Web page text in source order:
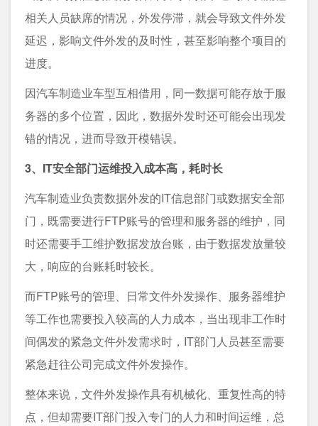
相关人员缺席的情况，外发停滞，就会导致文件外发
延迟，影响文件外发的及时性，甚至影响整个项目的
进度。
因汽车制造业车型互相借用，同一数据可能存放于服
务器的多个位置，因此，数据外发时还可能会出现发
错的情况，进而导致开模错误。
3、IT安全部门运维投入成本高，耗时长
汽车制造业负责数据外发的IT信息部门或数据安全部
门，既需要进行FTP账号的管理和服务器的维护，同
时还需要手工维护数据发放台账，由于数据发放量较
大，响应的台账耗时较长。
而FTP账号的管理、日常文件外发操作、服务器维护
等工作也需要投入较高的人力成本，当出现非工作时
间偶发的紧急文件外发需求时，IT部门人员甚至需要
紧急赶往公司完成文件外发操作。
整体来说，文件外发操作具有机械化、重复性高的特
点，但却需要IT部门投入专门的人力和时间运维，总